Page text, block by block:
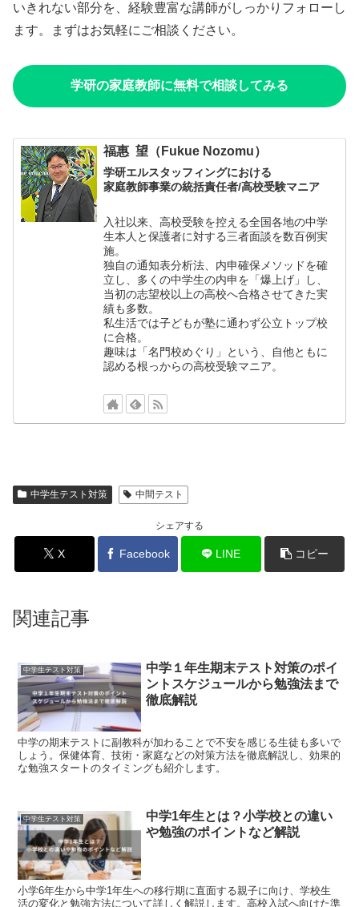
いきれない部分を、経験豊富な講師がしっかりフォローし
ます。まずはお気軽にご相談ください。
学研の家庭教師に無料で相談してみる
福惠 望（Fukue Nozomu）
学研エルスタッフィングにおける
家庭教師事業の統括責任者/高校受験マニア
入社以来、高校受験を控える全国各地の中学
生本人と保護者に対する三者面談を数百例実
施。
独自の通知表分析法、内申確保メソッドを確
立し、多くの中学生の内申を「爆上げ」し、
当初の志望校以上の高校へ合格させてきた実
績も多数。
私生活では子どもが塾に通わず公立トップ校
に合格。
趣味は「名門校めぐり」という、自他ともに
認める根っからの高校受験マニア。
中学生テスト対策 中間テスト
シェアする
X Facebook LINE コピー
関連記事
中学生テスト対策
中学１年生期末テスト対策のポイ
ントスケジュールから勉強法まで
徹底解説
中学の期末テストに副教科が加わることで不安を感じる生徒も多いで
しょう。保健体育、技術・家庭などの対策方法を徹底解説し、効果的
な勉強スタートのタイミングも紹介します。
中学生テスト対策
中学1年生とは？小学校との違い
や勉強のポイントなど解説
小学6年生から中学1年生への移行期に直面する親子に向け、学校生
活の変化と勉強方法について詳しく解説します。高校入試へ向けた準